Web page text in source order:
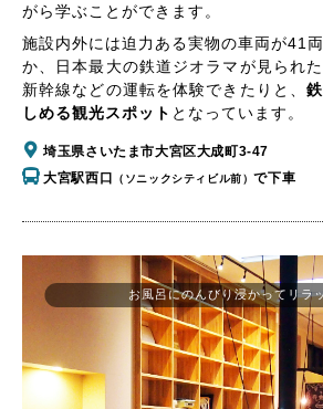
がら学ぶことができます。
施設内外には迫力ある実物の車両が41
か、日本最大の鉄道ジオラマが見られ
新幹線などの運転を体験できたりと、
しめる観光スポット となっています。
埼玉県さいたま市大宮区大成町3-47
大宮駅西口
（ソニックシティビル前）で下車
お風呂にのんびり浸かってリラ